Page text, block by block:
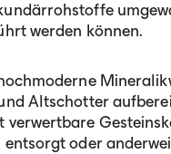
werden können.
Altschotter
verwertbare
oder